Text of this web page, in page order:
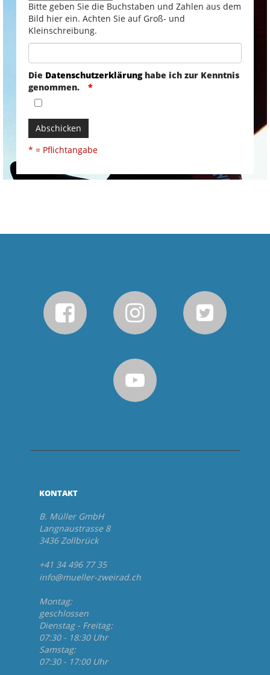
Bitte geben Sie die Buchstaben und Zahlen aus dem
Bild hier ein. Achten Sie auf Groß- und
Kleinschreibung.
Die Datenschutzerklärunghabe ich zur Kenntnis
genommen.
Abschicken
* = Pflichtangabe
KONTAKT
B. Müller GmbH
Langnaustrasse 8
3436 Zollbrück
+41 34 496 77 35
info@mueller-zweirad.ch
Montag:
geschlossen
Dienstag - Freitag:
07:30 - 18:30 Uhr
Samstag:
07:30 - 17:00 Uhr